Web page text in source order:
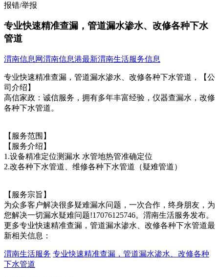
报错/举报
专业快速精准查漏，管道漏水渗水、改修各种下水
管道
渭南信息网渭南信息港最新渭南生活服务信息
专业快速精准查漏，管道漏水渗水、改修各种下水管道，【公
司介绍】
高信家政：诚信服务，拥有多年丰富经验，仪器查漏水，改修
各种下水管道。
【服务范围】
【服务介绍】
1.设备精准定位测漏水 水管地热管准确定位
2.改各种下水管道、维修各种下水管道（疑难管道）
【服务宗旨】
为众多客户解决很多疑难漏水问题，一次合作，终身朋友，为
您解决一切漏水疑难问题!17076125746。渭南生活服务发布。
更多专业快速精准查漏，管道漏水渗水、改修各种下水管道最
新相关信息：
渭南生活服务 专业快速精准查漏，管道漏水渗水、改修各种
下水管道